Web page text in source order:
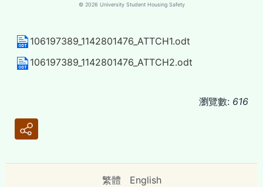
© 2026 University Student Housing Safety
106197389_1142801476_ATTCH1.odt
106197389_1142801476_ATTCH2.odt
瀏覽數: 616
繁體 English